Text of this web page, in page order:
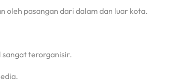
oleh pasangan dari dalam dan luar kota.
sangat terorganisir.